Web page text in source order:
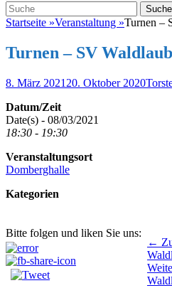
Suche
Suche
nach:
Startseite »Veranstaltung »Turnen –
Turnen – SV
Veröffentlicht
8. März 2021 20. Oktober 2020Autor
Datum/Zeit
Date(s) - 08/03/2021
18:30 - 19:30
Veranstaltungsort
Domberghalle
Kategorien
Bitte folgen und liken Sie uns:
Beitragsnavigation ←